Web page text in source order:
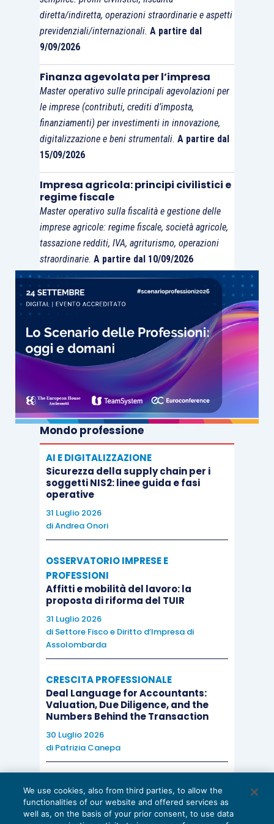
degli ultimi tre esercizi, e l’elenco dei creditori
che vantano crediti scaduti e diritti di garanzia;
viene inoltre previsto che, tramite l’istanza,
delle misure protettive sia limitata a determinate
iniziative intraprese dai creditori a tutela dei
propri diritti, o a determinati creditori o categorie
di creditori, con
esclusione dei diritti di credito
dei lavoratori
diretta/indiretta, operazioni straordinarie e aspetti
previdenziali/internazionali. A partire dal
9/09/2026
Finanza agevolata per l’impresa
Master operativo sulle principali agevolazioni per
le imprese (contributi, crediti d’imposta,
finanziamenti) per investimenti in innovazione,
digitalizzazione e beni strumentali. A partire dal
15/09/2026
Impresa agricola: principi civilistici e
regime fiscale
Master operativo sulla fiscalità e gestione delle
imprese agricole: regime fiscale, società agricole,
tassazione redditi, IVA, agriturismo, operazioni
straordinarie. A partire dal 10/09/2026
Mondo professione
AI E DIGITALIZZAZIONE
Sicurezza della supply chain per i
soggetti NIS2: linee guida e fasi
operative
31 Luglio 2026
diAndrea Onori
OSSERVATORIO IMPRESE E
PROFESSIONI
Affitti e mobilità del lavoro: la
proposta di riforma del TUIR
31 Luglio 2026
di Settore Fisco e Diritto d’Impresa di
Assolombarda
CRESCITA PROFESSIONALE
Deal Language for Accountants:
Valuation, Due Diligence, and the
Numbers Behind the Transaction
30 Luglio 2026
di Patrizia Canepa
EU AI Act e studi professionali: le
scadenze concrete
We use cookies, also from third parties, to allow the
functionalities of our website and offered services as
well as, on the basis of your prior consent, to use data